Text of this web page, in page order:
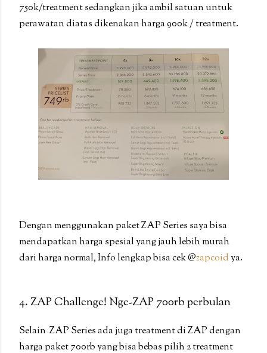
750k/treatment sedangkan jika ambil satuan untuk
perawatan diatas dikenakan harga 900k / treatment.
Dengan menggunakan paket ZAP Series saya bisa
mendapatkan harga spesial yang jauh lebih murah
dari harga normal, Info lengkap bisa cek @zapcoidya.
4. ZAP Challenge! Nge-ZAP 700rb perbulan
Selain ZAP Series ada juga treatment di ZAP dengan
harga paket 700rb yang bisa bebas pilih 2 treatment